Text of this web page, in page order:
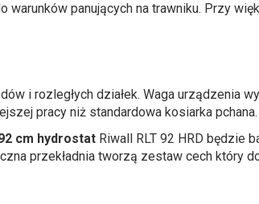
warunków panujących na trawniku. Przy
i rozległych działek. Waga urządzenia
pracy niż standardowa kosiarka pchana.
cm hydrostat Riwall RLT 92 HRD będzie
przekładnia tworzą zestaw cech który